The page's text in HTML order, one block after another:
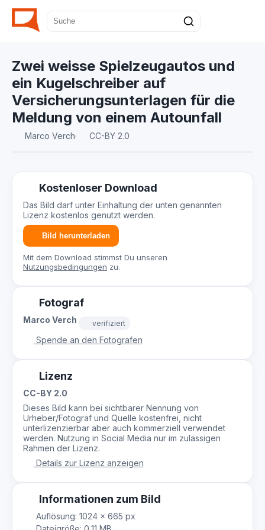
Zwei weisse Spielzeugautos und
ein Kugelschreiber auf
Versicherungsunterlagen für die
Meldung von einem Autounfall
Marco Verch· CC-BY 2.0
Kostenloser Download
Das Bild darf unter Einhaltung der unten genannten
Lizenz kostenlos genutzt werden.
Bild herunterladen
Mit dem Download stimmst Du unseren
Nutzungsbedingungen zu.
Fotograf
Marco Verch verifiziert
Spende an den Fotografen
Lizenz
CC-BY 2.0
Dieses Bild kann bei sichtbarer Nennung von
Urheber/Fotograf und Quelle kostenfrei, nicht
unterlizenzierbar aber auch kommerziell verwendet
werden. Nutzung in Social Media nur im zulässigen
Rahmen der Lizenz.
Details zur Lizenz anzeigen
Informationen zum Bild
Auflösung: 1024 × 665 px